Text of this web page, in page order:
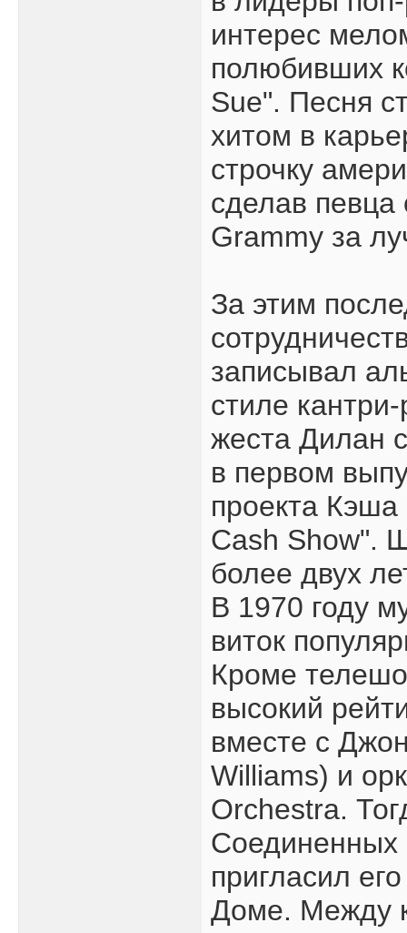
интерес
полюбивших
Sue". Песня
хитом в
строчку
сделав
Grammy за
За этим
записывал
стиле
жеста Дилан
в первом
проекта
Cash Show".
более двух
В 1970 году
виток
Кроме
высокий
вместе с
Williams) и
Orchestra.
Соединенных
пригласил
Доме. Между